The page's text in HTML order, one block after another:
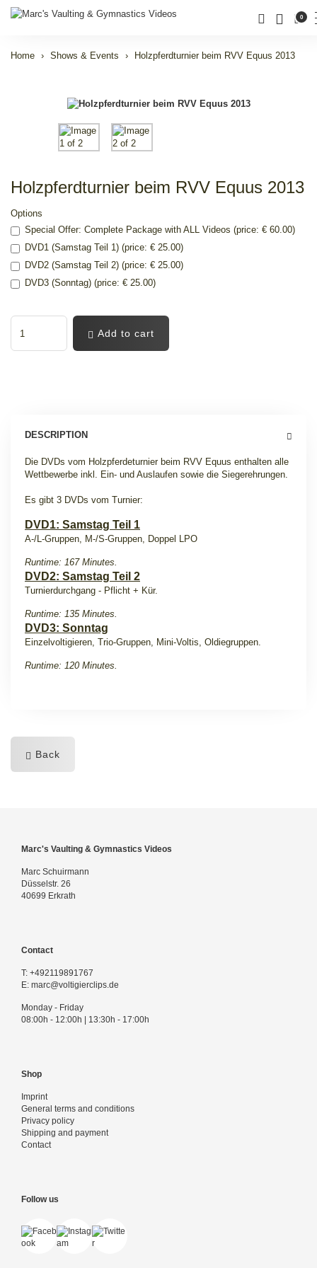
0
Home Shows & Events Holzpferdturnier beim RVV Equus 2013
Holzpferdturnier beim RVV Equus 2013
Options
Special Offer: Complete Package with ALL Videos (price: € 60.00)
DVD1 (Samstag Teil 1) (price: € 25.00)
DVD2 (Samstag Teil 2) (price: € 25.00)
DVD3 (Sonntag) (price: € 25.00)
Add to cart
DESCRIPTION
Die DVDs vom Holzpferdeturnier beim RVV Equus enthalten alle
Wettbewerbe inkl. Ein- und Auslaufen sowie die Siegerehrungen.
Es gibt 3 DVDs vom Turnier:
DVD1: Samstag Teil 1
A-/L-Gruppen, M-/S-Gruppen, Doppel LPO
Runtime: 167 Minutes.
DVD2: Samstag Teil 2
Turnierdurchgang - Pflicht + Kür.
Runtime: 135 Minutes.
DVD3: Sonntag
Einzelvoltigieren, Trio-Gruppen, Mini-Voltis, Oldiegruppen.
Runtime: 120 Minutes.
Back
Marc's Vaulting & Gymnastics Videos
Marc Schuirmann
Düsselstr. 26
40699 Erkrath
Contact
T: +492119891767
E: marc@voltigierclips.de
Monday - Friday
08:00h - 12:00h | 13:30h - 17:00h
Shop
Imprint
General terms and conditions
Privacy policy
Shipping and payment
Contact
Follow us